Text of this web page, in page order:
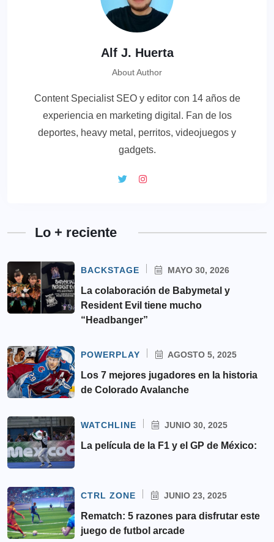
Alf J. Huerta
About Author
Content Specialist SEO y editor con 14 años de
experiencia en marketing digital. Fan de los
deportes, heavy metal, perritos, videojuegos y
gadgets.
Lo + reciente
BACKSTAGE MAYO 30, 2026
La colaboración de Babymetal y
Resident Evil tiene mucho
“Headbanger”
POWERPLAY AGOSTO 5, 2025
Los 7 mejores jugadores en la historia
de Colorado Avalanche
WATCHLINE JUNIO 30, 2025
La película de la F1 y el GP de México:
CTRL ZONE JUNIO 23, 2025
Rematch: 5 razones para disfrutar este
juego de futbol arcade